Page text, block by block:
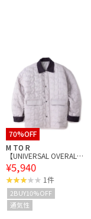
70%OFF
M TO R
【UNIVERSAL OVERAL
L】for M FLAG QUIL TING
JACKET
¥5,940
1件
2BUY10%OFF
通気性